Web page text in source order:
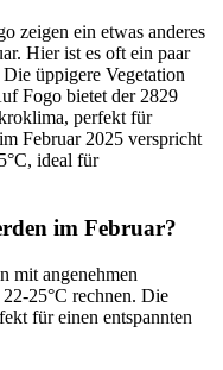
zeigen ein etwas anderes
Hier ist es oft ein paar
üppigere Vegetation
Fogo bietet der 2829
perfekt für
Februar 2025 verspricht
ideal für
im Februar?
mit angenehmen
25°C rechnen. Die
für einen entspannten